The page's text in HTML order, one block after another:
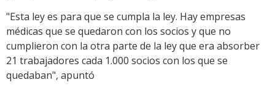
"Esta ley es para que se cumpla la ley. Hay empresas
médicas que se quedaron con los socios y que no
cumplieron con la otra parte de la ley que era absorber
21 trabajadores cada 1.000 socios con los que se
quedaban", apuntó